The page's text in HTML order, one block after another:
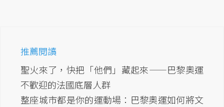
推薦閱讀
聖火來了，快把「他們」藏起來——巴黎奧運
不歡迎的法國底層人群
整座城市都是你的運動場：巴黎奧運如何將文